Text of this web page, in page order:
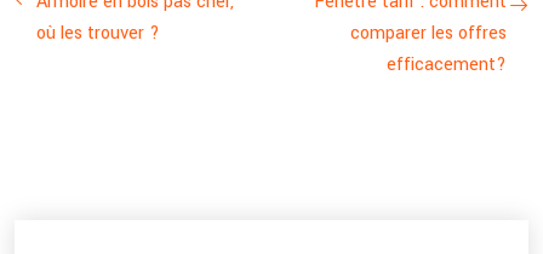
où les trouver ?
comparer les offres
efficacement?